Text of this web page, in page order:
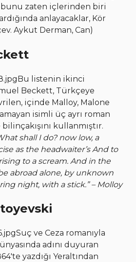
zaten içlerinden biri
anlayacaklar, Kör
Aykut Derman, Can)
Bu listenin ikinci
Beckett, Türkçeye
içinde Malloy, Malone
isimli üç ayrı roman
kullanmıştır.
shall I do? now low, a
as the headwaiter’s And to
to a scream. And in the
abroad alone, by unknown
night, with a stick.” – Molloy
Suç ve Ceza romanıyla
adını duyuran
yazdığı Yeraltından